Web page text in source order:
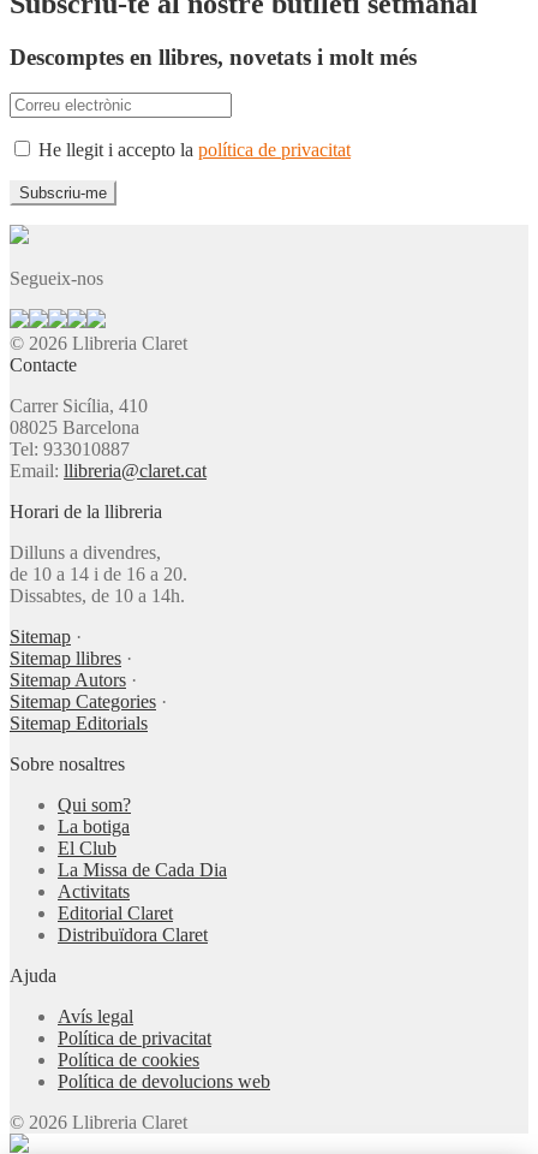
Descomptes en llibres, novetats i molt més
He llegit i accepto la política de privacitat
Segueix-nos
© 2026 Llibreria Claret
Contacte
Carrer Sicília, 410
08025 Barcelona
Tel: 933010887
Email: llibreria@claret.cat
Horari de la llibreria
Dilluns a divendres,
de 10 a 14 i de 16 a 20.
Dissabtes, de 10 a 14h.
Sitemap ·
Sitemap llibres ·
Sitemap Autors ·
Sitemap Categories ·
Sitemap Editorials
Sobre nosaltres
Qui som?
La botiga
El Club
La Missa de Cada Dia
Activitats
Editorial Claret
Distribuïdora Claret
Ajuda
Avís legal
Política de privacitat
Política de cookies
Política de devolucions web
© 2026 Llibreria Claret